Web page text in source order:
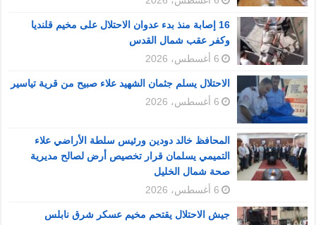
16 إصابة منذ بدء عدوان الاحتلال على مخيم قلنديا
وكفر عقب شمال القدس
6 أغسطس، 2026
الاحتلال يسلم جثمان الشهيد علاء صبيح من قرية تياسير
6 أغسطس، 2026
المحافظ خالد دودين ورئيس سلطة الأراضي علاء
التميمي يسلمان قرار تخصيص أرض لصالح مديرية
صحة شمال الخليل
6 أغسطس، 2026
جيش الاحتلال يقتحم مخيم عسكر شرق نابلس